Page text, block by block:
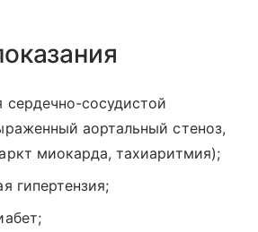
сердечно-сосудистой
аортальный стеноз,
миокарда, тахиаритмия);
гипертензия;